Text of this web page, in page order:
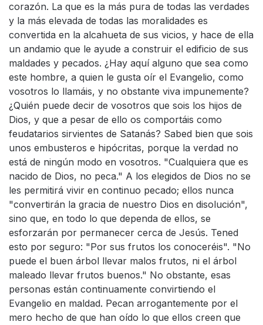
corazón. La que es la más pura de todas las verdades
y la más elevada de todas las moralidades es
convertida en la alcahueta de sus vicios, y hace de ella
un andamio que le ayude a construir el edificio de sus
maldades y pecados. ¿Hay aquí alguno que sea como
este hombre, a quien le gusta oír el Evangelio, como
vosotros lo llamáis, y no obstante viva impunemente?
¿Quién puede decir de vosotros que sois los hijos de
Dios, y que a pesar de ello os comportáis como
feudatarios sirvientes de Satanás? Sabed bien que sois
unos embusteros e hipócritas, porque la verdad no
está de ningún modo en vosotros. "Cualquiera que es
nacido de Dios, no peca." A los elegidos de Dios no se
les permitirá vivir en continuo pecado; ellos nunca
"convertirán la gracia de nuestro Dios en disolución",
sino que, en todo lo que dependa de ellos, se
esforzarán por permanecer cerca de Jesús. Tened
esto por seguro: "Por sus frutos los conoceréis". "No
puede el buen árbol llevar malos frutos, ni el árbol
maleado llevar frutos buenos." No obstante, esas
personas están continuamente convirtiendo el
Evangelio en maldad. Pecan arrogantemente por el
mero hecho de que han oído lo que ellos creen que